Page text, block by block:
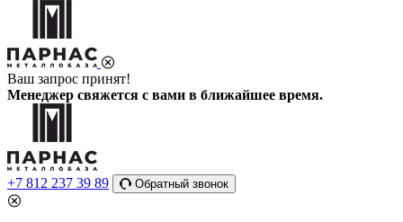
Ваш запрос принят!
Менеджер свяжется с вами в ближайшее время.
+7 812 237 39 89 Обратный звонок